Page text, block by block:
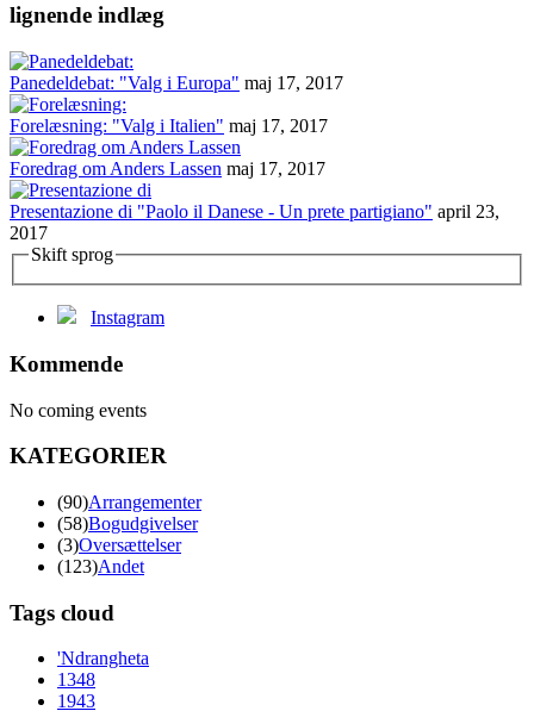
lignende indlæg
Panedeldebat: "Valg i Europa" maj 17, 2017
Forelæsning: "Valg i Italien" maj 17, 2017
Foredrag om Anders Lassen maj 17, 2017
Presentazione di "Paolo il Danese - Un prete partigiano" april 23,
2017
Skift sprog
Instagram
Kommende
No coming events
KATEGORIER
(90)Arrangementer
(58)Bogudgivelser
(3)Oversættelser
(123)Andet
Tags cloud
'Ndrangheta
1348
1943